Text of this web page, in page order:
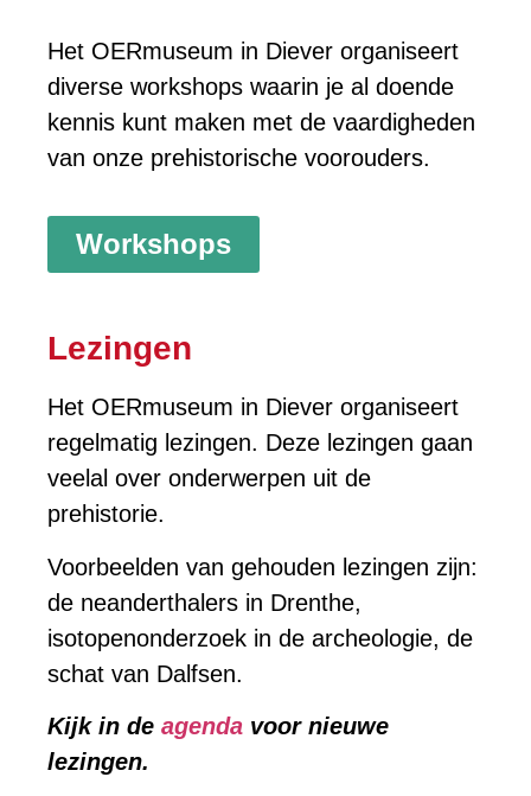
Het OERmuseum in Diever organiseert
diverse workshops waarin je al doende
kennis kunt maken met de vaardigheden
van onze prehistorische voorouders.
Workshops
Lezingen
Het OERmuseum in Diever organiseert
regelmatig lezingen. Deze lezingen gaan
veelal over onderwerpen uit de
prehistorie.
Voorbeelden van gehouden lezingen zijn:
de neanderthalers in Drenthe,
isotopenonderzoek in de archeologie, de
schat van Dalfsen.
Kijk in de agenda voor nieuwe
lezingen.